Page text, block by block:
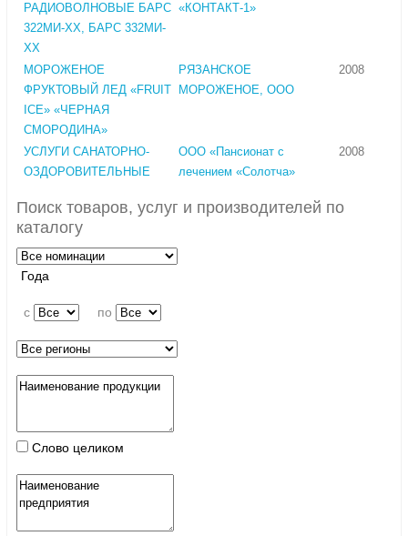
РАДИОВОЛНОВЫЕ БАРС
322МИ-ХХ, БАРС 332МИ-
ХХ
«КОНТАКТ-1»
МОРОЖЕНОЕ
ФРУКТОВЫЙ ЛЕД «FRUIT
ICE» «ЧЕРНАЯ
СМОРОДИНА»
РЯЗАНСКОЕ
МОРОЖЕНОЕ, ООО
2008
УСЛУГИ САНАТОРНО-
ОЗДОРОВИТЕЛЬНЫЕ
ООО «Пансионат с
лечением «Солотча»
2008
Поиск товаров, услуг и производителей по
каталогу
Года
c по
Слово целиком